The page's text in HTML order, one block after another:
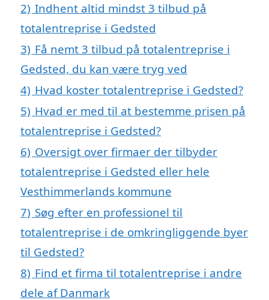
2) Indhent altid mindst 3 tilbud på
totalentreprise i Gedsted
3) Få nemt 3 tilbud på totalentreprise i
Gedsted, du kan være tryg ved
4) Hvad koster totalentreprise i Gedsted?
5) Hvad er med til at bestemme prisen på
totalentreprise i Gedsted?
6) Oversigt over firmaer der tilbyder
totalentreprise i Gedsted eller hele
Vesthimmerlands kommune
7) Søg efter en professionel til
totalentreprise i de omkringliggende byer
til Gedsted?
8) Find et firma til totalentreprise i andre
dele af Danmark